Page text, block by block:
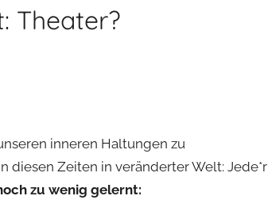
Theater?
inneren Haltungen zu
diesen Zeiten in veränderter Welt: Jede*r
zu wenig gelernt: